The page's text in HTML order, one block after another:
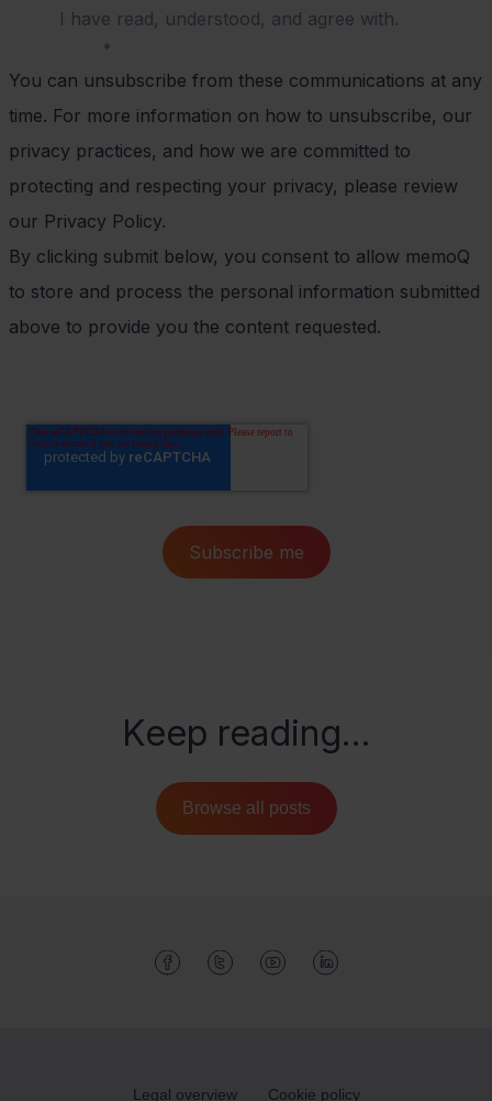
I have read, understood, and agree with.
*
You can unsubscribe from these communications at any
time. For more information on how to unsubscribe, our
privacy practices, and how we are committed to
protecting and respecting your privacy, please review
our Privacy Policy.
By clicking submit below, you consent to allow memoQ
to store and process the personal information submitted
above to provide you the content requested.
Keep reading...
Browse all posts
Like us on Facebook
Follow us on Twitter
Watch us on Youtube
Legal overview Cookie policy